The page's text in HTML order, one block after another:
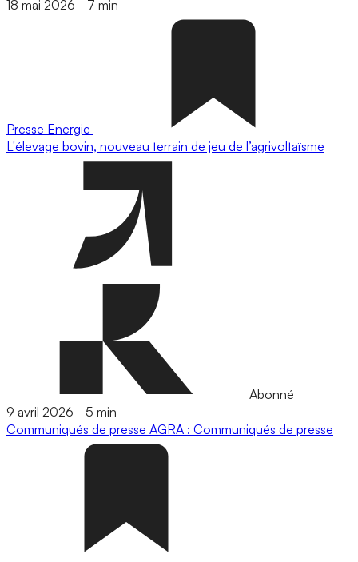
18 mai 2026 - 7 min
Presse Energie
L'élevage bovin, nouveau terrain de jeu de l’agrivoltaïsme
Abonné
9 avril 2026 - 5 min
Communiqués de presse AGRA : Communiqués de presse